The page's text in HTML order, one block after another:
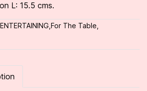
L: 15.5 cms.
For The Table